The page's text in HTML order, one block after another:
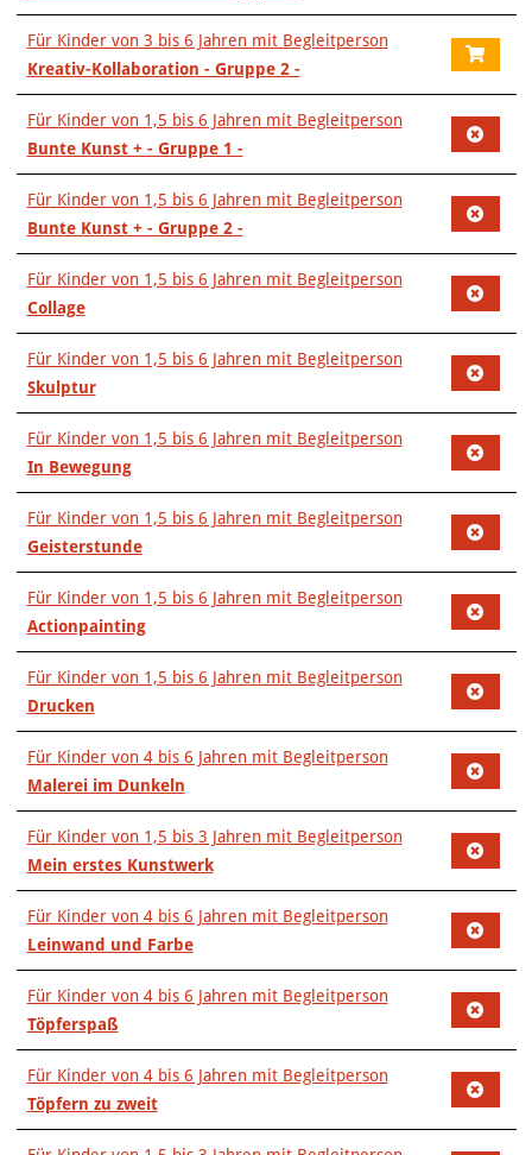
Für Kinder von 3 bis 6 Jahren mit Begleitperson
Kreativ-Kollaboration - Gruppe 2 -
Für Kinder von 1,5 bis 6 Jahren mit Begleitperson
Bunte Kunst + - Gruppe 1 -
Für Kinder von 1,5 bis 6 Jahren mit Begleitperson
Bunte Kunst + - Gruppe 2 -
Für Kinder von 1,5 bis 6 Jahren mit Begleitperson
Collage
Für Kinder von 1,5 bis 6 Jahren mit Begleitperson
Skulptur
Für Kinder von 1,5 bis 6 Jahren mit Begleitperson
In Bewegung
Für Kinder von 1,5 bis 6 Jahren mit Begleitperson
Geisterstunde
Für Kinder von 1,5 bis 6 Jahren mit Begleitperson
Actionpainting
Für Kinder von 1,5 bis 6 Jahren mit Begleitperson
Drucken
Für Kinder von 4 bis 6 Jahren mit Begleitperson
Malerei im Dunkeln
Für Kinder von 1,5 bis 3 Jahren mit Begleitperson
Mein erstes Kunstwerk
Für Kinder von 4 bis 6 Jahren mit Begleitperson
Leinwand und Farbe
Für Kinder von 4 bis 6 Jahren mit Begleitperson
Töpferspaß
Für Kinder von 4 bis 6 Jahren mit Begleitperson
Töpfern zu zweit